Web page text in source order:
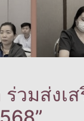
วมส่งเ